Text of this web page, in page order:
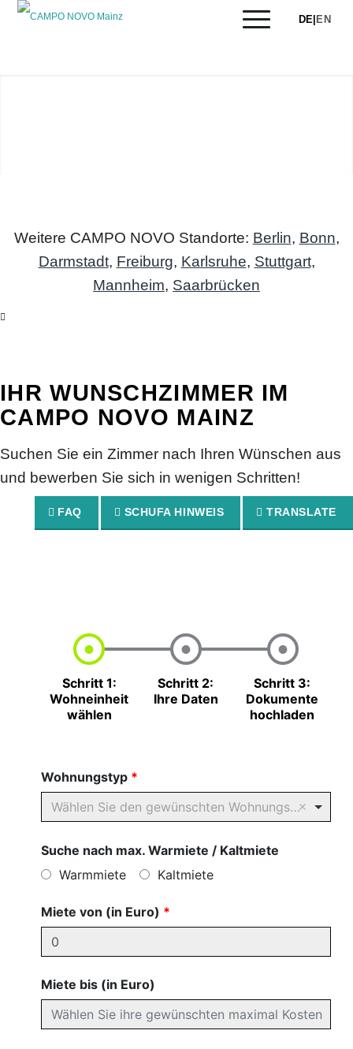
DE EN
Weitere CAMPO NOVO Standorte: Berlin, Bonn,
Darmstadt, Freiburg, Karlsruhe, Stuttgart,
Mannheim, Saarbrücken
IHR WUNSCH­ZIMMER IM
CAMPO NOVO MAINZ
Suchen Sie ein Zimmer nach Ihren Wünschen aus
und bewerben Sie sich in wenigen Schritten!
FAQ SCHUFA HINWEIS TRANSLATE